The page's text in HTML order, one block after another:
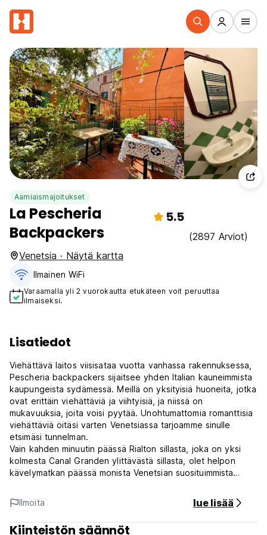
Aamiaismajoitukset
La Pescheria
Backpackers
5.5
(2897 Arviot)
Venetsia · Näytä kartta
Ilmainen WiFi
Varaamalla yli 2 vuorokautta etukäteen voit peruuttaa
ilmaiseksi.
Lisatiedot
Viehättävä laitos viisisataa vuotta vanhassa rakennuksessa,
Pescheria backpackers sijaitsee yhden Italian kauneimmista
kaupungeista sydämessä. Meillä on yksityisiä huoneita, jotka
ovat erittäin viehättäviä ja viihtyisiä, ja niissä on
mukavuuksia, joita voisi pyytää. Unohtumattomia romanttisia
viehättäviä öitäsi varten Venetsiassa tarjoamme sinulle
etsimäsi tunnelman.
Vain kahden minuutin päässä Rialton sillasta, joka on yksi
kolmesta Canal Granden ylittävästä sillasta, olet helpon
kävelymatkan päässä monista Venetsian suosituimmista
kahviloista ja ravintoloista.
Kaikki tärkeät monumentit ovat kävelyetäisyydellä!
Ilmoita lue lisää
Kiinteistön säännöt